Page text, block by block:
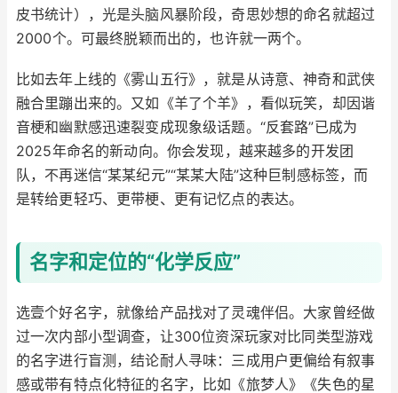
皮书统计），光是头脑风暴阶段，奇思妙想的命名就超过
2000个。可最终脱颖而出的，也许就一两个。
比如去年上线的《雾山五行》，就是从诗意、神奇和武侠
融合里蹦出来的。又如《羊了个羊》，看似玩笑，却因谐
音梗和幽默感迅速裂变成现象级话题。“反套路”已成为
2025年命名的新动向。你会发现，越来越多的开发团
队，不再迷信“某某纪元”“某某大陆”这种巨制感标签，而
是转给更轻巧、更带梗、更有记忆点的表达。
名字和定位的“化学反应”
选壹个好名字，就像给产品找对了灵魂伴侣。大家曾经做
过一次内部小型调查，让300位资深玩家对比同类型游戏
的名字进行盲测，结论耐人寻味：三成用户更偏给有叙事
感或带有特点化特征的名字，比如《旅梦人》《失色的星